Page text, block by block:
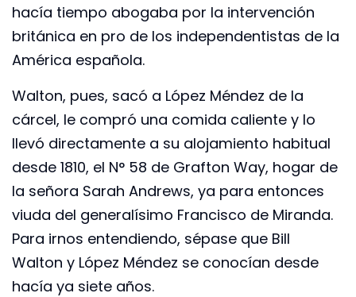
hacía tiempo abogaba por la intervención
británica en pro de los independentistas de la
América española.
Walton, pues, sacó a López Méndez de la
cárcel, le compró una comida caliente y lo
llevó directamente a su alojamiento habitual
desde 1810, el N° 58 de Grafton Way, hogar de
la señora Sarah Andrews, ya para entonces
viuda del generalísimo Francisco de Miranda.
Para irnos entendiendo, sépase que Bill
Walton y López Méndez se conocían desde
hacía ya siete años.